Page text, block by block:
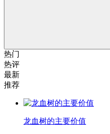
热门
热评
最新
推荐
龙血树的主要价值